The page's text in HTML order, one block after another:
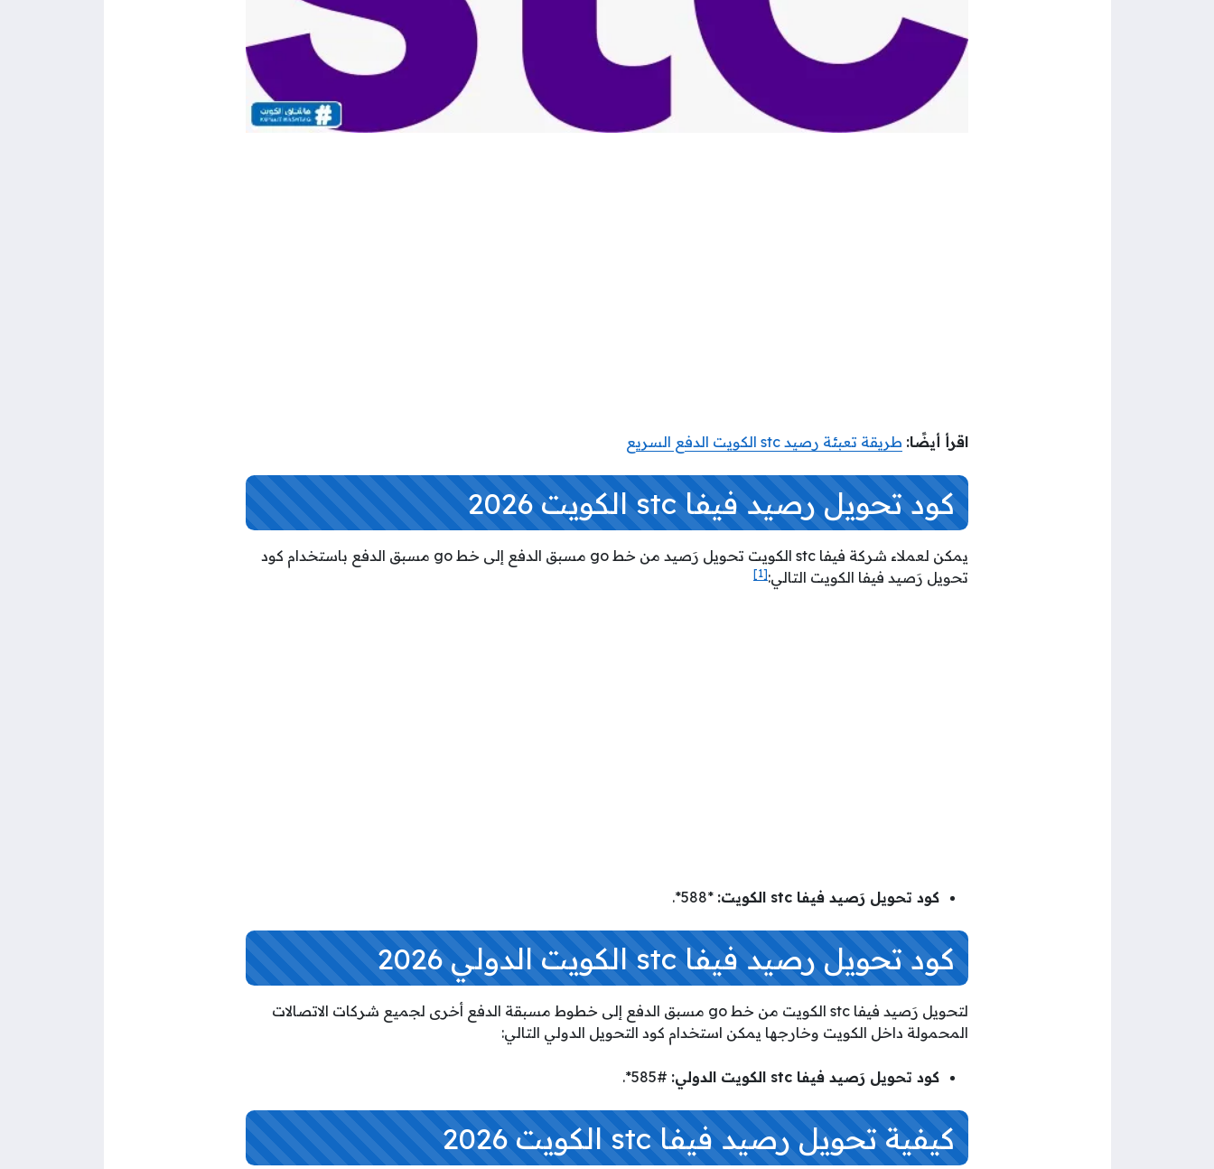
اقرأ أيضًا: طريقة تعبئة رصيد stc الكويت الدفع السريع
كود تحويل رصيد فيفا stc الكويت 2026
يمكن لعملاء شركة فيفا stc الكويت تحويل رَصيد من خط go مسبق الدفع إلى خط go مسبق الدفع باستخدام كود
تحويل رَصيد فيفا الكويت التالي:[1]
كود تحويل رَصيد فيفا stc الكويت: *588*.
كود تحويل رصيد فيفا stc الكويت الدولي 2026
لتحويل رَصيد فيفا stc الكويت من خط go مسبق الدفع إلى خطوط مسبقة الدفع أخرى لجميع شركات الاتصالات
المحمولة داخل الكويت وخارجها يمكن استخدام كود التحويل الدولي التالي:
كود تحويل رَصيد فيفا stc الكويت الدولي: #585*.
كيفية تحويل رصيد فيفا stc الكويت 2026